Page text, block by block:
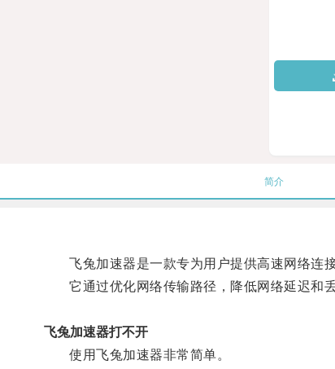
简介
飞兔加速器是一款专为用户提供高速网络连接
它通过优化网络传输路径，降低网络延迟和丢
飞兔加速器打不开
使用飞兔加速器非常简单。